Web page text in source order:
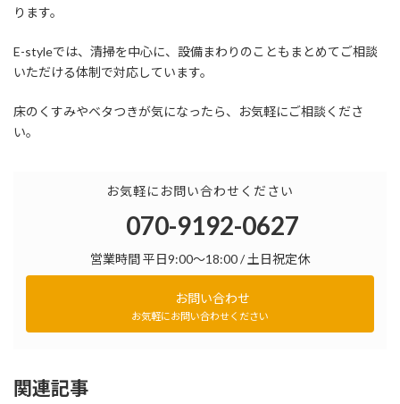
ります。
E-styleでは、清掃を中心に、設備まわりのこともまとめてご相談
いただける体制で対応しています。
床のくすみやベタつきが気になったら、お気軽にご相談くださ
い。
お気軽にお問い合わせください
070-9192-0627
営業時間 平日9:00～18:00 / 土日祝定休
お問い合わせ
お気軽にお問い合わせください
関連記事